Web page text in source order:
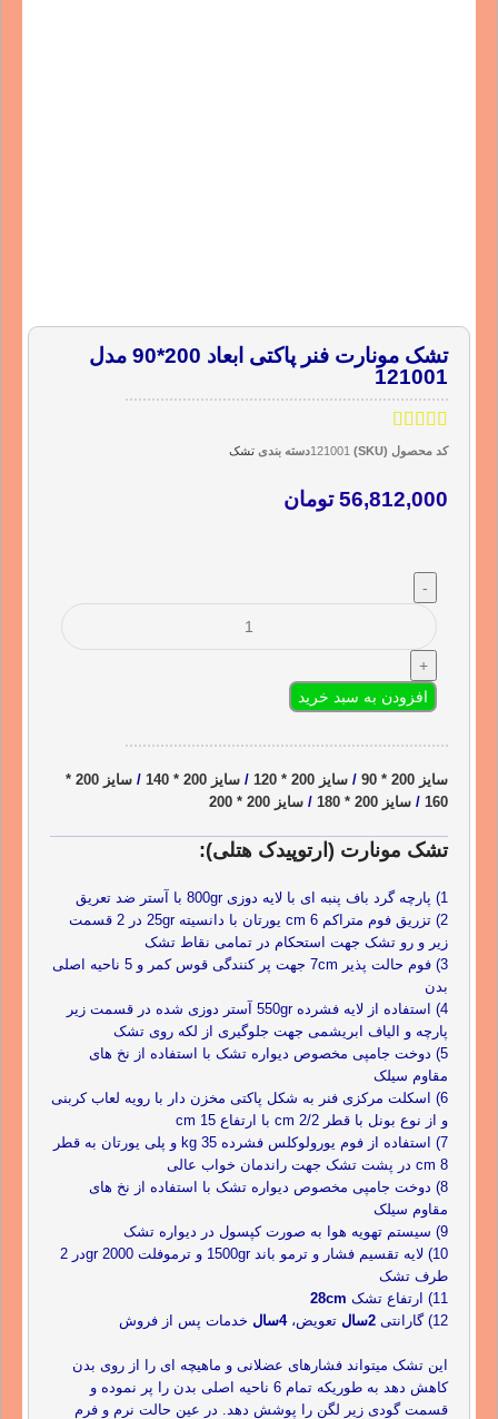
تشک مونارت فنر پاکتی ابعاد 200*90 مدل
121001
کد محصول (SKU) 121001دسته بندی تشک
56,812,000 تومان
افزودن به سبد خرید
سایز 200 * 90 / سایز 200 * 120 / سایز 200 * 140 /
سایز 200 *
160
/ سایز 200 * 180 / سایز 200 * 200
تشک مونارت (ارتوپیدک هتلی):
1) پارچه گرد باف پنبه ای با لایه دوزی 800gr با آستر ضد تعریق
2) تزریق فوم متراکم 6 cm یورتان با دانسیته 25gr در 2 قسمت
زیر و رو تشک جهت استحکام در تمامی نقاط تشک
3) فوم حالت پذیر 7cm جهت پر کنندگی قوس کمر و 5 ناحیه اصلی
بدن
4) استفاده از لایه فشرده 550gr آستر دوزی شده در قسمت زیر
پارچه و الیاف ابریشمی جهت جلوگیری از لکه روی تشک
5) دوخت جامپی مخصوص دیواره تشک با استفاده از نخ های
مقاوم سیلک
6) اسکلت مرکزی فنر به شکل پاکتی مخزن دار با رویه لعاب کربنی
و از نوع بونل با قطر 2/2 cm با ارتفاع 15 cm
7) استفاده از فوم یورولوکلس فشرده 35 kg و پلی یورتان به قطر
8 cm در پشت تشک جهت راندمان خواب عالی
8) دوخت جامپی مخصوص دیواره تشک با استفاده از نخ های
مقاوم سیلک
9) سیستم تهویه هوا به صورت کپسول در دیواره تشک
10) لایه تقسیم فشار و ترمو باند 1500gr و ترموفلت 2000 grدر 2
طرف تشک
11) ارتفاع تشک
28cm
12) گارانتی
2سال تعویض،4سال خدمات پس از فروش
این تشک میتواند فشارهای عضلانی و ماهیچه ای را از روی بدن
کاهش دهد به طوریکه تمام 6 ناحیه اصلی بدن را پر نموده و
قسمت گودی زیر لگن را پوشش دهد. در عین حالت نرم و فرم